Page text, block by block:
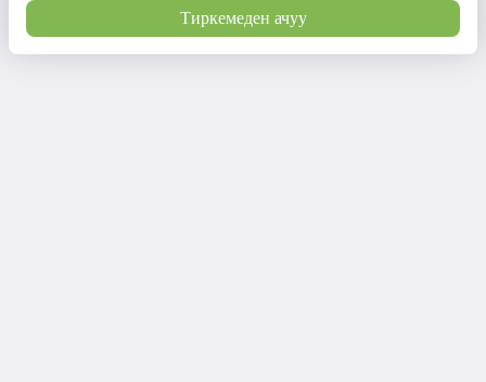
Тиркемеден ачуу